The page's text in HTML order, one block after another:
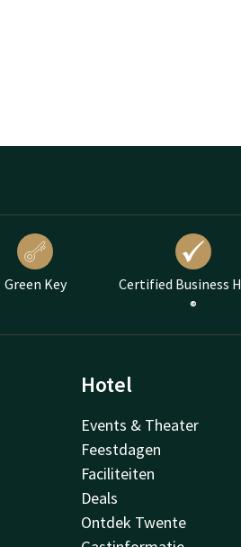
Green Key
Certified Business
®
Hotel
Events & Theater
Feestdagen
Faciliteiten
Deals
Ontdek Twente